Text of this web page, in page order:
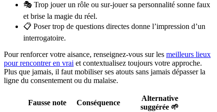
🎭 Trop jouer un rôle ou sur-jouer sa personnalité sonne faux
et brise la magie du réel.
📋 Poser trop de questions directes donne l’impression d’un
interrogatoire.
Pour renforcer votre aisance, renseignez-vous sur les meilleurs lieux
pour rencontrer en vrai et contextualisez toujours votre approche.
Plus que jamais, il faut mobiliser ses atouts sans jamais dépasser la
ligne du consentement ou du malaise.
Fausse note Conséquence
Alternative
suggérée 🌱